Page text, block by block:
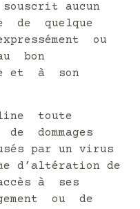
souscrit aucun
de quelque
ou
bon
et à son
toute
dommages
par un virus
d’altération de
à ses
ou de